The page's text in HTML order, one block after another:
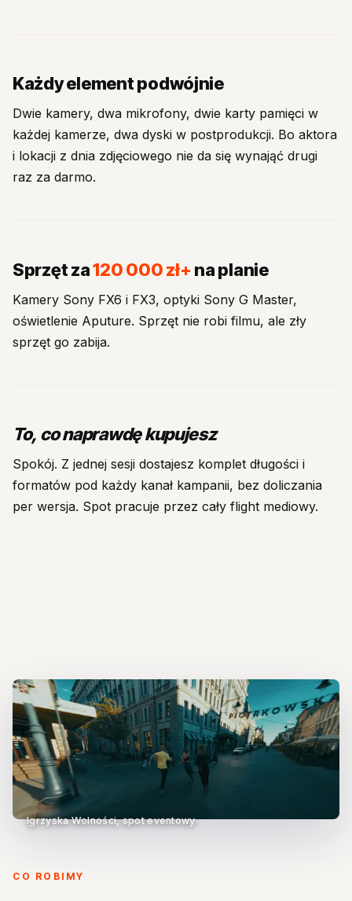
Każdy element podwójnie
Dwie kamery, dwa mikrofony, dwie karty pamięci w
każdej kamerze, dwa dyski w postprodukcji. Bo aktora
i lokacji z dnia zdjęciowego nie da się wynająć drugi
raz za darmo.
Sprzęt za120 000 zł+ na planie
Kamery Sony FX6 i FX3, optyki Sony G Master,
oświetlenie Aputure. Sprzęt nie robi filmu, ale zły
sprzęt go zabija.
To, co naprawdę kupujesz
Spokój. Z jednej sesji dostajesz komplet długości i
formatów pod każdy kanał kampanii, bez doliczania
per wersja. Spot pracuje przez cały flight mediowy.
Igrzyska Wolności, spot eventowy
CO ROBIMY